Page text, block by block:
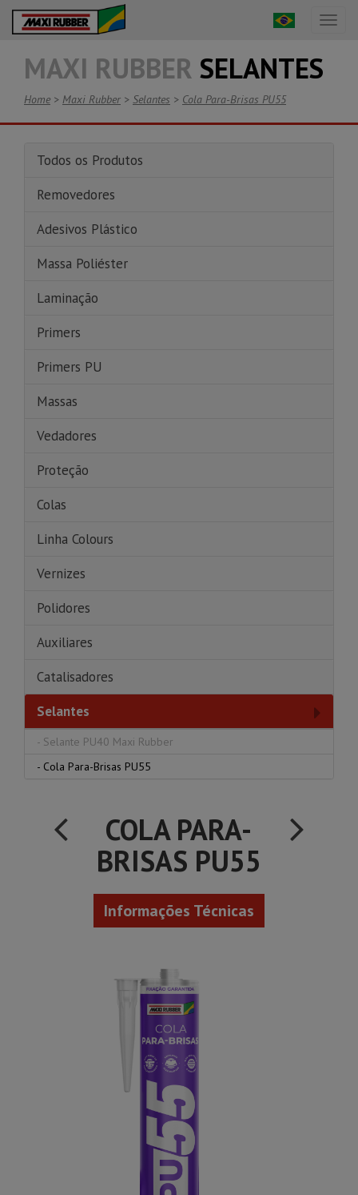
MAXI RUBBER SELANTES
Home > Maxi Rubber > Selantes > Cola Para-Brisas PU55
Todos os Produtos
Removedores
Adesivos Plástico
Massa Poliéster
Laminação
Primers
Primers PU
Massas
Vedadores
Proteção
Colas
Linha Colours
Vernizes
Polidores
Auxiliares
Catalisadores
Selantes
- Selante PU40 Maxi Rubber
- Cola Para-Brisas PU55
COLA PARA-
BRISAS PU55
Informações Técnicas